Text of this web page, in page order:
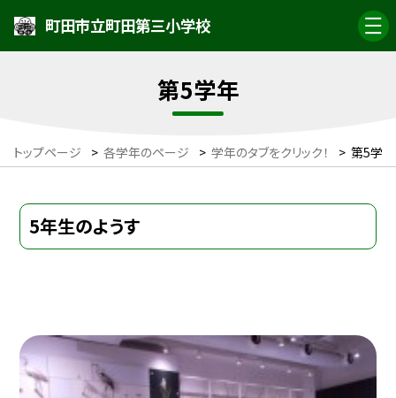
町田市立町田第三小学校
第5学年
トップページ > 各学年のページ > 学年のタブをクリック！ > 第5学年
5年生のようす